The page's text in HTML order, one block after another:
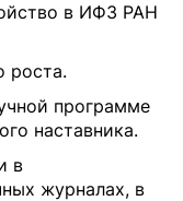
в ИФЗ РАН
роста.
программе
наставника.
в
журналах, в